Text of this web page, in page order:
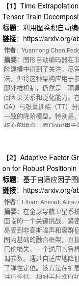
明，特定于结构域的微调
n2.5- 32 B模型的准确性
测。QuantumChem-200
台，用于高通量，LLM驱
摘要
：The discovery of next-
zation (TPP) is hindered
g the quantum-chemical
otodissociation and
pically provide only
ot support data-driven
【1】Time
Tensor Train
标题：利用图卷积自动
链接：https://arxiv.org/
作者：Yuanhong
摘要：图形自动编码器在
阶建模中得到了关注。尽
法，但将这种架构应用于
即外推机制，仍然是一项
间因果关系和泛化能力。
CA）与张量训练（TT）
一致的降阶模型。特别是
核心的组合，而OpInf用
传导，对流扩散和涡脱
制度的复杂几何形状，也
摘要：Graph
er modeling of
uctured grids. Despite
ing complex domains,
mical systems for
rapolation regime, is still
of temporal causality
work, we explore the
s) with tensor train (TT)
evelop a time-consistent
apshots are represented
oral cores via TT
【2】Adaptive Factor
on for Robust Positionin
标题：基于自适应因子
链接：https://arxiv.org/
作者：Elham
摘要：在全球导航卫星系
面临的一个关键挑战。紧
易受到非高斯噪声和离群
图为基础的融合框架，直
巴伦损失，一个通用的鲁
调参数。通过自适应地降
了弹性定位。该方法在扩
进行评估。相对于标准